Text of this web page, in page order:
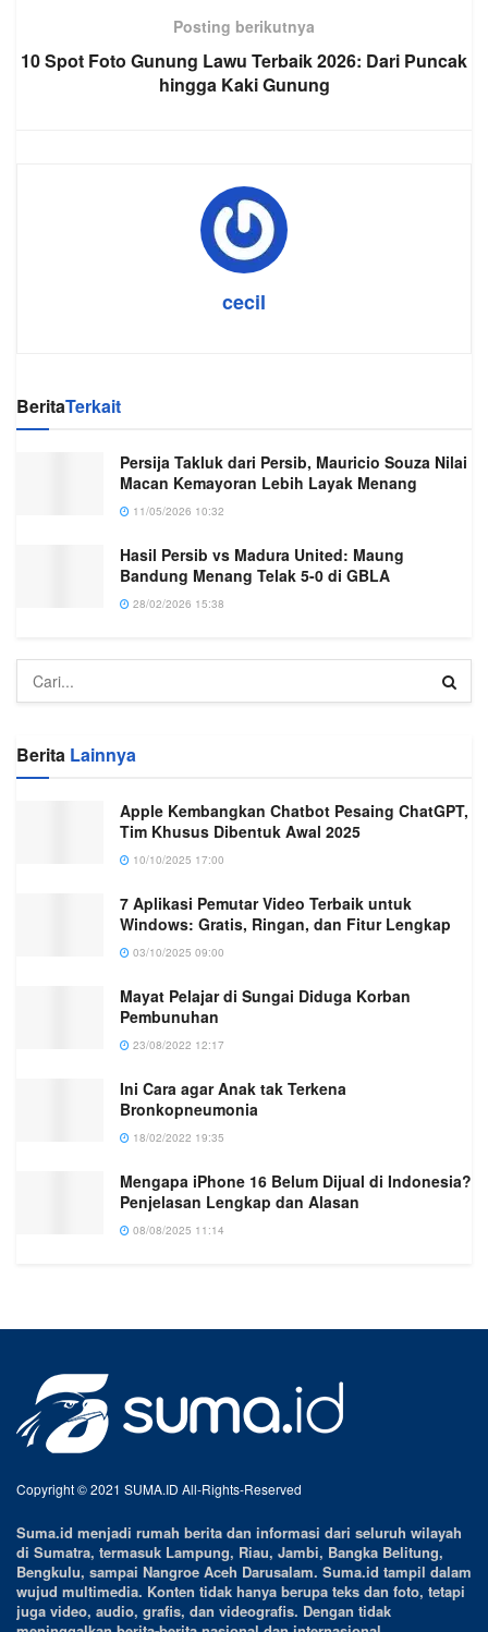
Posting berikutnya
10 Spot Foto Gunung Lawu Terbaik 2026: Dari Puncak
hingga Kaki Gunung
cecil
BeritaTerkait
Persija Takluk dari Persib, Mauricio Souza Nilai
Macan Kemayoran Lebih Layak Menang
11/05/2026 10:32
Hasil Persib vs Madura United: Maung
Bandung Menang Telak 5-0 di GBLA
28/02/2026 15:38
Berita Lainnya
Apple Kembangkan Chatbot Pesaing ChatGPT,
Tim Khusus Dibentuk Awal 2025
10/10/2025 17:00
7 Aplikasi Pemutar Video Terbaik untuk
Windows: Gratis, Ringan, dan Fitur Lengkap
03/10/2025 09:00
Mayat Pelajar di Sungai Diduga Korban
Pembunuhan
23/08/2022 12:17
Ini Cara agar Anak tak Terkena
Bronkopneumonia
18/02/2022 19:35
Mengapa iPhone 16 Belum Dijual di Indonesia?
Penjelasan Lengkap dan Alasan
08/08/2025 11:14
Copyright © 2021 SUMA.ID All-Rights-Reserved
Suma.id menjadi rumah berita dan informasi dari seluruh wilayah
di Sumatra, termasuk Lampung, Riau, Jambi, Bangka Belitung,
Bengkulu, sampai Nangroe Aceh Darusalam. Suma.id tampil dalam
wujud multimedia. Konten tidak hanya berupa teks dan foto, tetapi
juga video, audio, grafis, dan videografis. Dengan tidak